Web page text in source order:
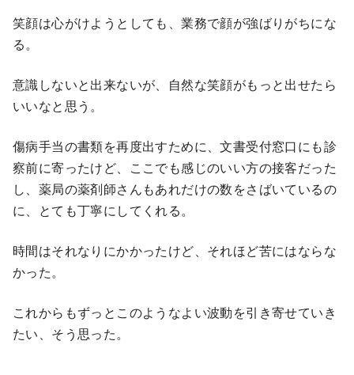
笑顔は心がけようとしても、業務で顔が強ばりがちにな
る。
意識しないと出来ないが、自然な笑顔がもっと出せたら
いいなと思う。
傷病手当の書類を再度出すために、文書受付窓口にも診
察前に寄ったけど、ここでも感じのいい方の接客だった
し、薬局の薬剤師さんもあれだけの数をさばいているの
に、とても丁寧にしてくれる。
時間はそれなりにかかったけど、それほど苦にはならな
かった。
これからもずっとこのようなよい波動を引き寄せていき
たい、そう思った。